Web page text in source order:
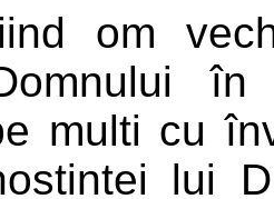
om
multi cu
lui